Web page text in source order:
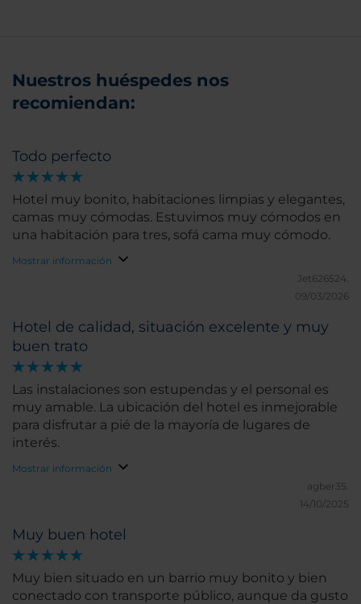
Nuestros huéspedes nos
recomiendan:
Todo perfecto
Hotel muy bonito, habitaciones limpias y elegantes,
camas muy cómodas. Estuvimos muy cómodos en
una habitación para tres, sofá cama muy cómodo.
Mostrar información
Jet626524.
09/03/2026
Hotel de calidad, situación excelente y muy
buen trato
Las instalaciones son estupendas y el personal es
muy amable. La ubicación del hotel es inmejorable
para disfrutar a pié de la mayoría de lugares de
interés.
Mostrar información
agber35.
14/10/2025
Muy buen hotel
Muy bien situado en un barrio muy bonito y bien
conectado con transporte público, aunque da gusto